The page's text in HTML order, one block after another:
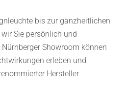
bis zur ganzheitlichen
Sie persönlich und
Showroom können
erleben und
Hersteller